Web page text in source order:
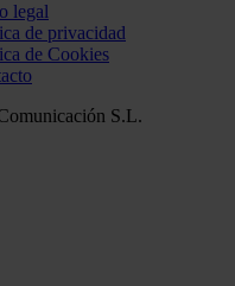
legal
de privacidad
de Cookies
S.L.